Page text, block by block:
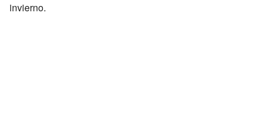
invierno.